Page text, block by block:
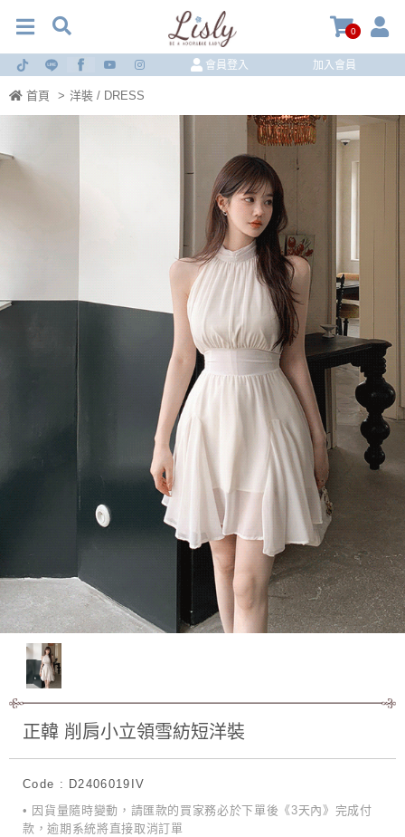
0
會員登入 加入會員
首頁 > 洋裝 / DRESS
正韓 削肩小立領雪紡短洋裝
Code : D2406019IV
• 因貨量隨時變動，請匯款的買家務必於下單後《3天內》完成付
款，逾期系統將直接取消訂單